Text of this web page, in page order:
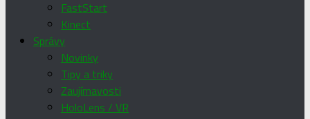
FastStart
Kinect
Správy
Novinky
Tipy a triky
Zaujímavosti
HoloLens / VR